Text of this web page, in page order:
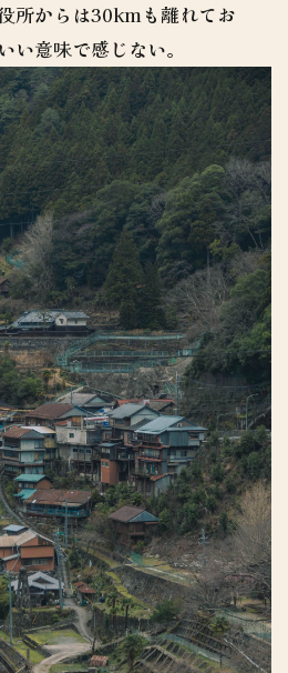
所からは30kmも離れてお
い意味で感じない。